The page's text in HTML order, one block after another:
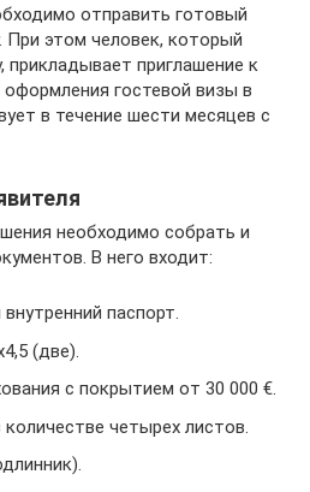
отправить готовый
При этом человек, который
прикладывает приглашение к
гостевой визы в
в течение шести месяцев с
необходимо собрать и
В него входит:
паспорт.
(две).
с покрытием от 30 000 €.
четырех листов.